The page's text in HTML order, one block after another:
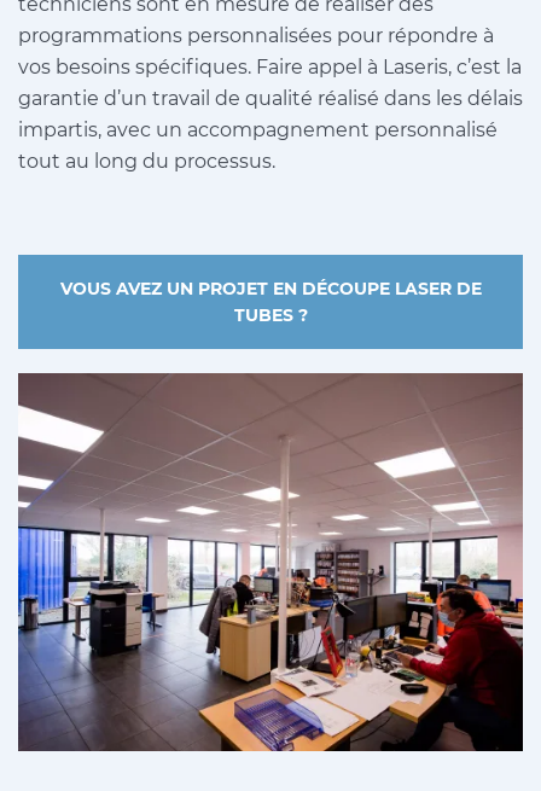
programmations personnalisées pour répondre à
vos besoins spécifiques. Faire appel à Laseris, c’est la
garantie d’un travail de qualité réalisé dans les délais
impartis, avec un accompagnement personnalisé
tout au long du processus.
VOUS AVEZ UN PROJET EN DÉCOUPE LASER DE
TUBES ?